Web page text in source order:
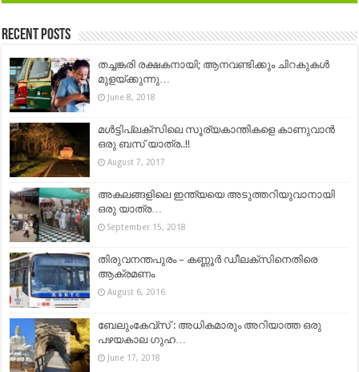
Recent Posts
തച്ചങ്കരി രക്ഷകനായി; ആനവണ്ടിക്കും ചിറകുകൾ
മുളയ്ക്കുന്നു…
June 8, 2018
മൾട്ടിപ്ലക്സിലെ സൂര്യകാന്തികളെ കാണുവാന്‍
ഒരു ബസ് യാത്ര..!!
August 7, 2017
അകലങ്ങളിലെ ഇന്ത്യയെ അടുത്തറിയുവാനായി
ഒരു യാത്ര…
September 15, 2018
തിരുവനന്തപുരം – കണ്ണൂര്‍ ഡീലക്സിനെതിരെ
ആക്രമണം
August 6, 2016
ബേലുംകേവ്സ് : അധികമാരും അറിയാത്ത ഒരു
പഴയകാല ഗുഹ…
June 17, 2018